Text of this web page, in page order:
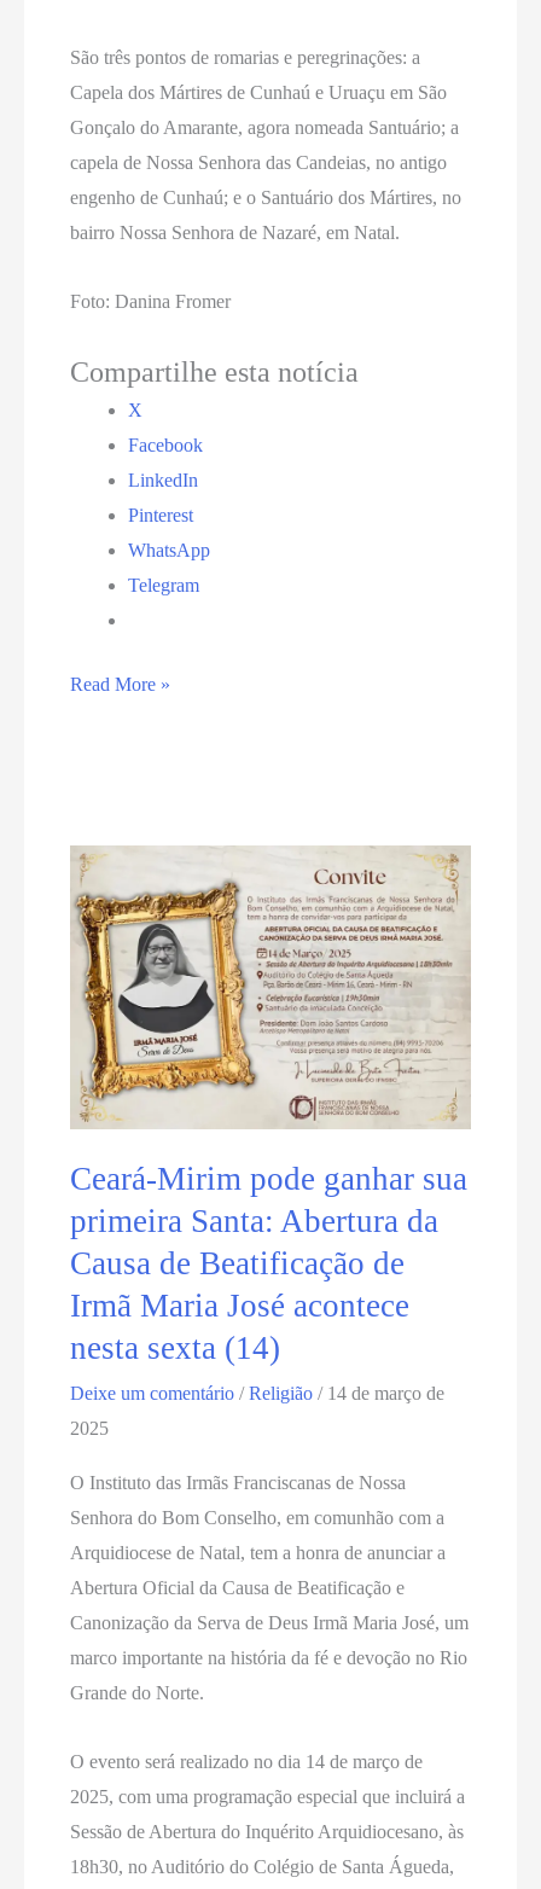
São três pontos de romarias e peregrinações: a
Capela dos Mártires de Cunhaú e Uruaçu em São
Gonçalo do Amarante, agora nomeada Santuário; a
capela de Nossa Senhora das Candeias, no antigo
engenho de Cunhaú; e o Santuário dos Mártires, no
bairro Nossa Senhora de Nazaré, em Natal.
Foto: Danina Fromer
Compartilhe esta notícia
X
Facebook
LinkedIn
Pinterest
WhatsApp
Telegram
Capela
se
tornam
Santuário
em
São
Gonçalo
do
Amarante
Read More »
Ceará-Mirim pode ganhar sua
primeira Santa: Abertura da
Causa de Beatificação de
Irmã Maria José acontece
nesta sexta (14)
Deixe um comentário /Religião / 14 de março de
2025
O Instituto das Irmãs Franciscanas de Nossa
Senhora do Bom Conselho, em comunhão com a
Arquidiocese de Natal, tem a honra de anunciar a
Abertura Oficial da Causa de Beatificação e
Canonização da Serva de Deus Irmã Maria José, um
marco importante na história da fé e devoção no Rio
Grande do Norte.
O evento será realizado no dia 14 de março de
2025, com uma programação especial que incluirá a
Sessão de Abertura do Inquérito Arquidiocesano, às
18h30, no Auditório do Colégio de Santa Águeda,